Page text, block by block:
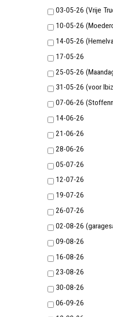
03-05-26 (Vrije
10-05-26
14-05-26
17-05-26
25-05-26
31-05-26 (voor
07-06-26
14-06-26
21-06-26
28-06-26
05-07-26
12-07-26
19-07-26
26-07-26
02-08-26
09-08-26
16-08-26
23-08-26
30-08-26
06-09-26